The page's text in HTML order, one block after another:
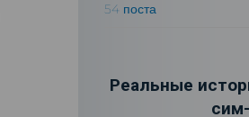
54 поста
Реальные